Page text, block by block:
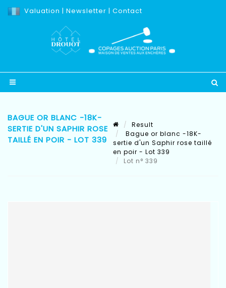
Valuation | Newsletter | Contact
BAGUE OR BLANC -18K-
SERTIE D'UN SAPHIR ROSE
TAILLÉ EN POIR - LOT 339
Result
Bague or blanc -18K-
sertie d'un Saphir rose taillé
en poir - Lot 339
Lot n° 339